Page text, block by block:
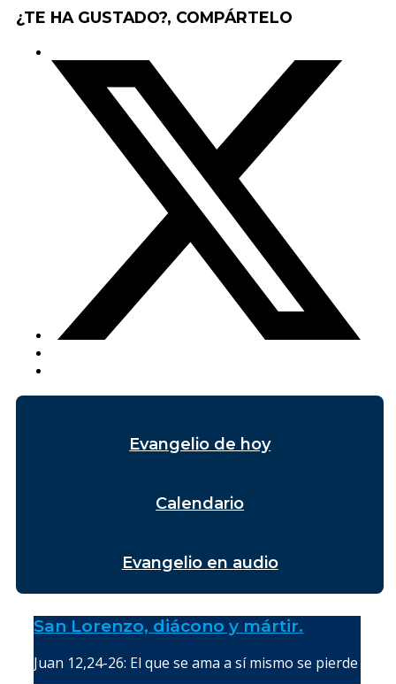
¿TE HA GUSTADO?, COMPÁRTELO
Evangelio de hoy
Calendario
Evangelio en audio
San Lorenzo, diácono y mártir.
Juan 12,24-26: El que se ama a sí mismo se pierde